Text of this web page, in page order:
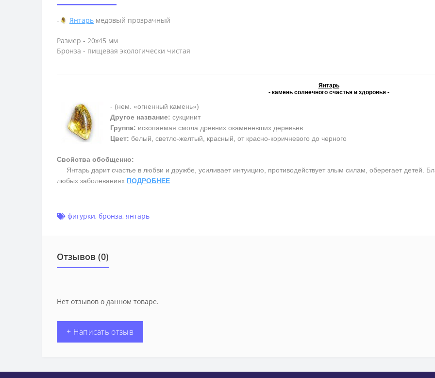
- Янтарь медовый прозрачный
Размер - 20х45 мм
Бронза - пищевая экологически чистая
Янтарь
- камень солнечного счастья и здоровья -
- (нем. «огненный камень»)
Другое название: сукцинит
Группа: ископаемая смола древних окаменевших деревьев
Цвет: белый, светло-желтый, красный, от красно-коричневого до черного
Свойства обобщенно:
Янтарь дарит счастье в любви и дружбе, усиливает интуицию, противодействует злым силам, оберегает детей.
любых заболеваниях ПОДРОБНЕЕ
фигурки, бронза, янтарь
Отзывов (0)
Нет отзывов о данном товаре.
+ Написать отзыв